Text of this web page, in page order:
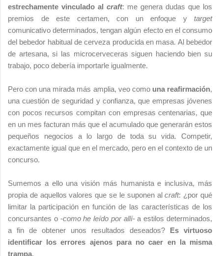
estrechamente vinculado al craft: me genera dudas que los
premios de este certamen, con un enfoque y target
comunicativo determinados, tengan algún efecto en el consumo
del bebedor habitual de cerveza producida en masa. Al bebedor
de artesana, si las microcerveceras siguen haciendo bien su
trabajo, poco debería importarle igualmente.
Pero con una mirada más amplia, veo como una reafirmación,
una cuestión de seguridad y confianza, que empresas jóvenes
con pocos recursos compitan con empresas centenarias, que
en un mes facturan más que el acumulado que generarán estos
pequeños negocios a lo largo de toda su vida. Competir,
exactamente igual que en el mercado, pero en el contexto de un
concurso.
Sumemos a ello una visión más humanista e inclusiva, más
propia de aquellos valores que se le suponen alcraft: ¿por qué
limitar la participación en función de las características de los
concursantes o -como he leído por allí- a estilos determinados,
a fin de obtener unos resultados deseados? Es virtuoso
identificar los errores ajenos para no caer en la misma
trampa.